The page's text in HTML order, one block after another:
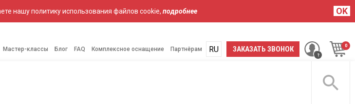
нашу политику использования файлов cookie, подробнее OK
Мастер-классы Блог FAQ Комплексное оснащение Партнёрам ЗАКАЗАТЬ ЗВОНОК
RU
UA